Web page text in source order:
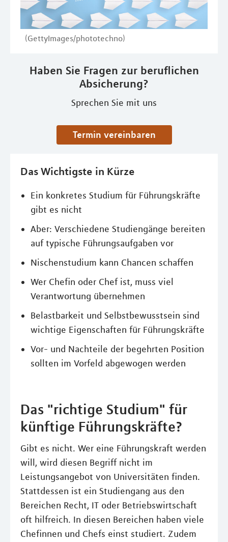
(GettyImages/phototechno)
Haben Sie Fragen zur beruflichen
Absicherung?
Sprechen Sie mit uns
Termin vereinbaren
Das Wichtigste in Kürze
Ein konkretes Studium für Führungskräfte
gibt es nicht
Aber: Verschiedene Studiengänge bereiten
auf typische Führungsaufgaben vor
Nischenstudium kann Chancen schaffen
Wer Chefin oder Chef ist, muss viel
Verantwortung übernehmen
Belastbarkeit und Selbstbewusstsein sind
wichtige Eigenschaften für Führungskräfte
Vor- und Nachteile der begehrten Position
sollten im Vorfeld abgewogen werden
Das "richtige Studium" für
künftige Führungskräfte?
Gibt es nicht. Wer eine Führungskraft werden
will, wird diesen Begriff nicht im
Leistungsangebot von Universitäten finden.
Stattdessen ist ein Studiengang aus den
Bereichen Recht, IT oder Betriebswirtschaft
oft hilfreich. In diesen Bereichen haben viele
Chefinnen und Chefs einst studiert. Zudem